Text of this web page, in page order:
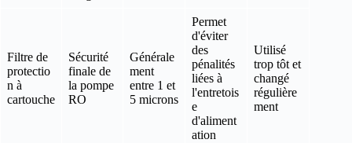
Filtre de
protectio
n à
cartouche
Sécurité
finale de
la pompe
RO
Générale
ment
entre 1 et
5 microns
Permet
d'éviter
des
pénalités
liées à
l'entretois
e
d'aliment
ation
Utilisé
trop tôt et
changé
régulière
ment